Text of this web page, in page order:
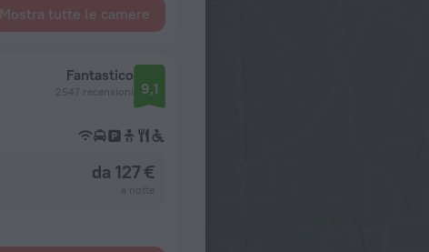
Mostra tutte le camere
Fantastico
2547 recensioni 9,1
da 127 €